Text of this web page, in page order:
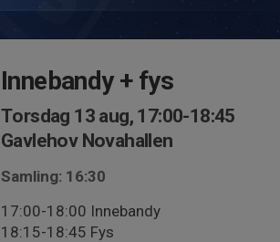
Innebandy + fys
Torsdag 13 aug, 17:00-18:45
Gavlehov Novahallen
Samling: 16:30
17:00-18:00 Innebandy
18:15-18:45 Fys